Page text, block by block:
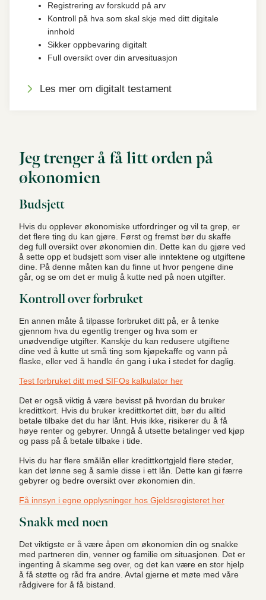
Registrering av forskudd på arv
Kontroll på hva som skal skje med ditt digitale
innhold
Sikker oppbevaring digitalt
Full oversikt over din arvesituasjon
Les mer om digitalt testament
Jeg trenger å få litt orden på
økonomien
Budsjett
Hvis du opplever økonomiske utfordringer og vil ta grep, er
det flere ting du kan gjøre. Først og fremst bør du skaffe
deg full oversikt over økonomien din. Dette kan du gjøre ved
å sette opp et budsjett som viser alle inntektene og utgiftene
dine. På denne måten kan du finne ut hvor pengene dine
går, og se om det er mulig å kutte ned på noen utgifter.
Kontroll over forbruket
En annen måte å tilpasse forbruket ditt på, er å tenke
gjennom hva du egentlig trenger og hva som er
unødvendige utgifter. Kanskje du kan redusere utgiftene
dine ved å kutte ut små ting som kjøpekaffe og vann på
flaske, eller ved å handle én gang i uka i stedet for daglig.
Test forbruket ditt med SIFOs kalkulator her
Det er også viktig å være bevisst på hvordan du bruker
kredittkort. Hvis du bruker kredittkortet ditt, bør du alltid
betale tilbake det du har lånt. Hvis ikke, risikerer du å få
høye renter og gebyrer. Unngå å utsette betalinger ved kjøp
og pass på å betale tilbake i tide.
Hvis du har flere smålån eller kredittkortgjeld flere steder,
kan det lønne seg å samle disse i ett lån. Dette kan gi færre
gebyrer og bedre oversikt over økonomien din.
Få innsyn i egne opplysninger hos Gjeldsregisteret her
Snakk med noen
Det viktigste er å være åpen om økonomien din og snakke
med partneren din, venner og familie om situasjonen. Det er
ingenting å skamme seg over, og det kan være en stor hjelp
å få støtte og råd fra andre. Avtal gjerne et møte med våre
rådgivere for å få bistand.